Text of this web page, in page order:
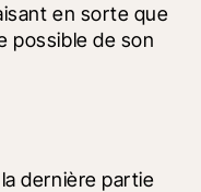
en sorte que
possible de son
dernière partie